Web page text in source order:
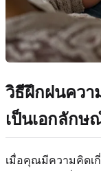
วิธีฝึกฝนควา
เป็นเอกลัก
เมื่อคุณมีความคิดเ